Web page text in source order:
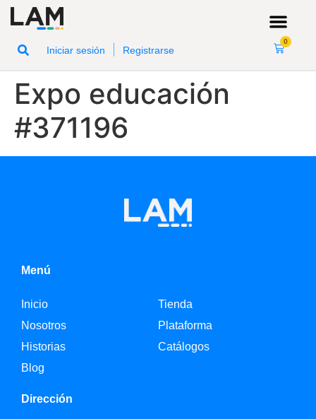
Iniciar sesión Registrarse
0
Expo educación
#371196
Menú
Inicio
Nosotros
Historias
Blog
Tienda
Plataforma
Catálogos
Dirección